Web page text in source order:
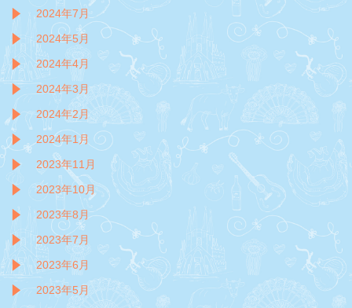
2024年7月
2024年5月
2024年4月
2024年3月
2024年2月
2024年1月
2023年11月
2023年10月
2023年8月
2023年7月
2023年6月
2023年5月